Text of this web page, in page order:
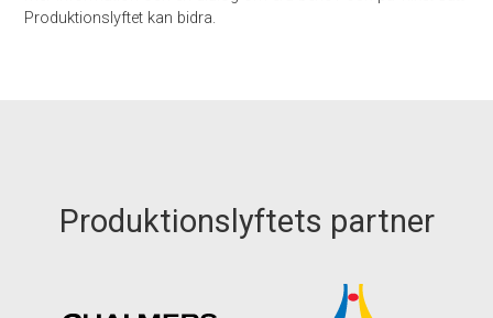
Produktionslyftet kan bidra.
Produktionslyftets partner